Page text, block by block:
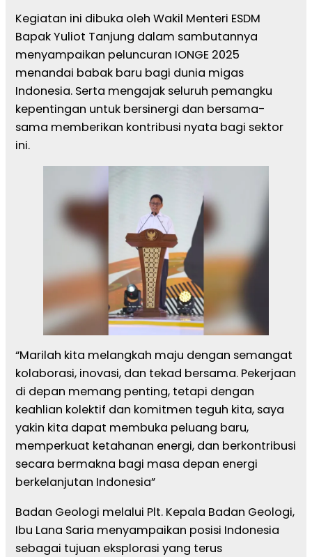
Kegiatan ini dibuka oleh Wakil Menteri ESDM
Bapak Yuliot Tanjung dalam sambutannya
menyampaikan peluncuran IONGE 2025
menandai babak baru bagi dunia migas
Indonesia. Serta mengajak seluruh pemangku
kepentingan untuk bersinergi dan bersama-
sama memberikan kontribusi nyata bagi sektor
ini.
“Marilah kita melangkah maju dengan semangat
kolaborasi, inovasi, dan tekad bersama. Pekerjaan
di depan memang penting, tetapi dengan
keahlian kolektif dan komitmen teguh kita, saya
yakin kita dapat membuka peluang baru,
memperkuat ketahanan energi, dan berkontribusi
secara bermakna bagi masa depan energi
berkelanjutan Indonesia”
Badan Geologi melalui Plt. Kepala Badan Geologi,
Ibu Lana Saria menyampaikan posisi Indonesia
sebagai tujuan eksplorasi yang terus